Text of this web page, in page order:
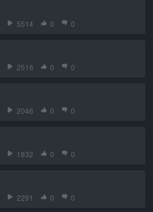
5514 0 0
2516 0 0
2046 0 0
1832 0 0
2291 0 0